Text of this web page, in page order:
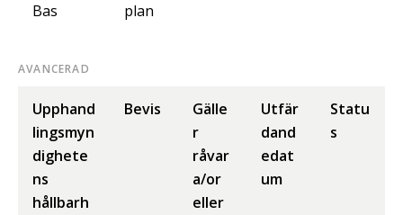
Bas
plan
AVANCERAD
Upphand
lingsmyn
dighete
ns
hållbarh
Bevis
Gälle
r
råvar
a/or
eller
Utfär
dand
edat
um
Statu
s